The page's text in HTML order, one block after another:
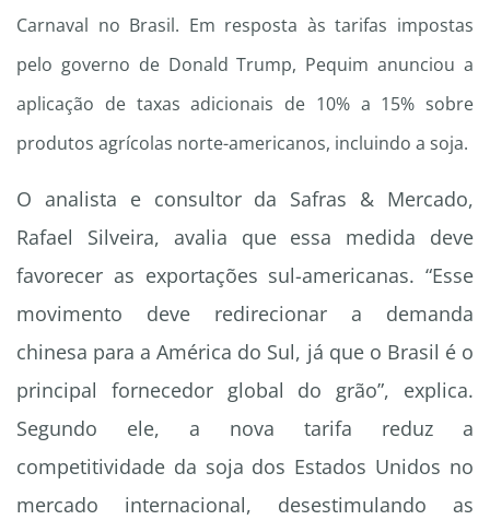
Carnaval no Brasil. Em resposta às tarifas impostas
pelo governo de Donald Trump, Pequim anunciou a
aplicação de taxas adicionais de 10% a 15% sobre
produtos agrícolas norte-americanos, incluindo a soja.
O analista e consultor da Safras & Mercado,
Rafael Silveira, avalia que essa medida deve
favorecer as exportações sul-americanas. “Esse
movimento deve redirecionar a demanda
chinesa para a América do Sul, já que o Brasil é o
principal fornecedor global do grão”, explica.
Segundo ele, a nova tarifa reduz a
competitividade da soja dos Estados Unidos no
mercado internacional, desestimulando as